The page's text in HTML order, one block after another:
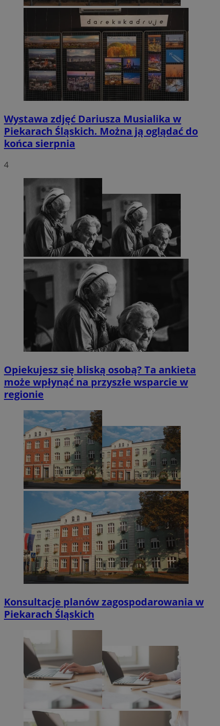
Wystawa zdjęć Dariusza Musialika w
Piekarach Śląskich. Można ją oglądać do
końca sierpnia
4
Opiekujesz się bliską osobą? Ta ankieta
może wpłynąć na przyszłe wsparcie w
regionie
Konsultacje planów zagospodarowania w
Piekarach Śląskich